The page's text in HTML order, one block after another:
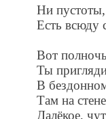
Ни
Есть всюду
Вот
Ты
В
Там на
Далёкое,